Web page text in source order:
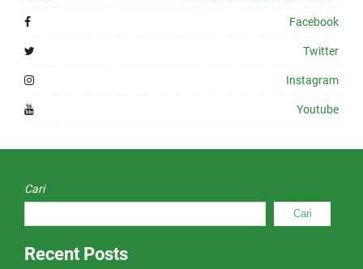
Facebook
Twitter
Instagram
Youtube
Cari
Cari
Recent Posts